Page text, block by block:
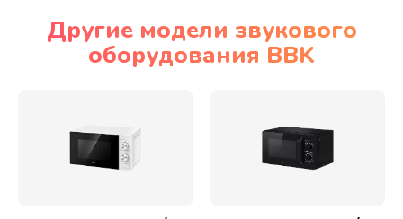
Другие модели звукового
оборудования BBK